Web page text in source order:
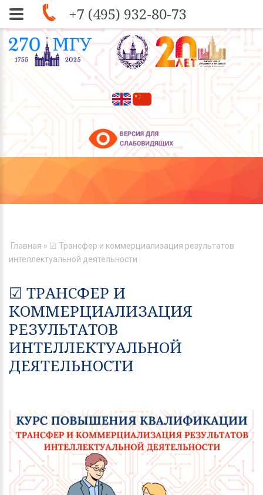
Skip to navigation
Перейти к основному содержанию
ВЫ ЗДЕСЬ
Главная » ☑ Трансфер и коммерциализация результатов
интеллектуальной деятельности
☑ ТРАНСФЕР И
КОММЕРЦИАЛИЗАЦИЯ
РЕЗУЛЬТАТОВ
ИНТЕЛЛЕКТУАЛЬНОЙ
ДЕЯТЕЛЬНОСТИ
+7 (495) 932-80-73